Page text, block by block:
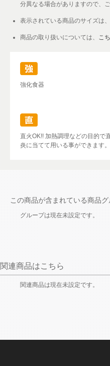
分異なる場合がありますので、
表示されている商品のサイズは
商品の取り扱いについては、 こ
強化食器
直火OK!! 加熱調理などの目的で
炎に当てて用いる事ができます。
この商品が含まれている商品
グループは現在未設定です。
関連商品はこちら
関連商品は現在未設定です。